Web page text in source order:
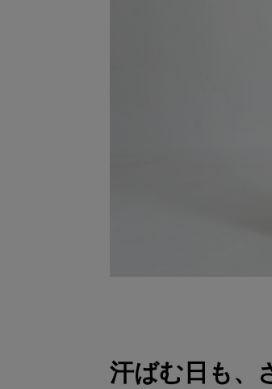
汗ばむ日も、